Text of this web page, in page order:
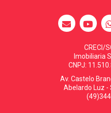
CRECI/
Imobiliaria
CNPJ:
Av. Castelo
Abelardo Luz -